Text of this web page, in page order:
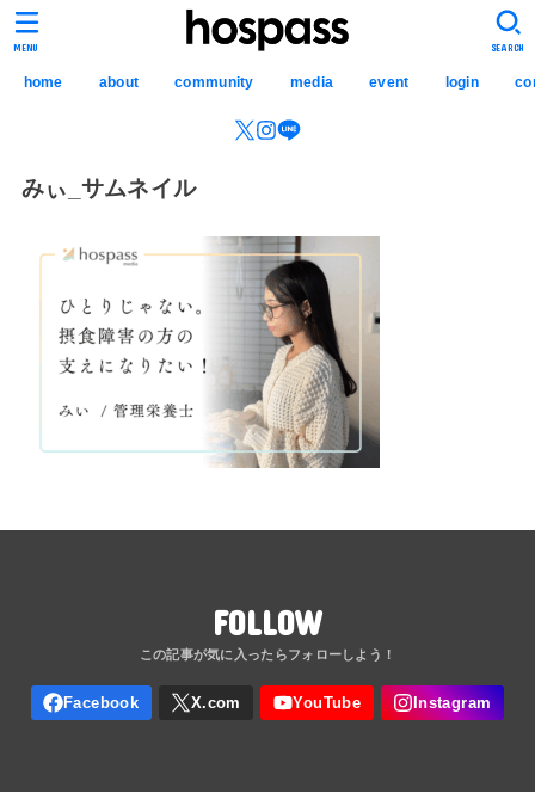
hospass media
home about community media event login
SEARCH
MENU
みぃ_サムネイル
FOLLOW